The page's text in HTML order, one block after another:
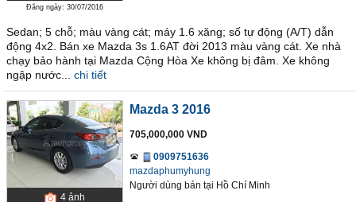
Đăng ngày: 30/07/2016
Sedan; 5 chỗ; màu vàng cát; máy 1.6 xăng; số tự động (A/T) dẫn
động 4x2. Bán xe Mazda 3s 1.6AT đời 2013 màu vàng cát. Xe nhà
chạy bảo hành tại Mazda Cộng Hòa Xe không bị đâm. Xe không
ngập nước... chi tiết
4 ảnh
Mazda 3 2016
705,000,000 VND
0909751636
mazdaphumyhung
Người dùng bán tại Hồ Chí Minh